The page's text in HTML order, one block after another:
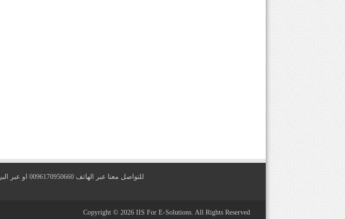
للتواصل معنا عبر الهاتف 0096170950660 او عبر البريد الالكتروني
Copyright © 2026 IIS For E-Solutions. All Rights Reserved